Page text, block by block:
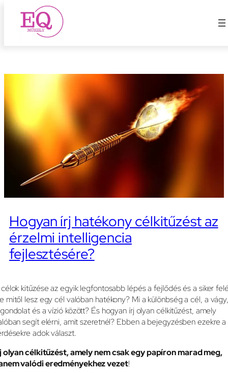
UgrásSMART cél
Hogyan írj hatékony célkitűzést az
érzelmi intelligencia
fejlesztésére?
kitűzése az egyik legfontosabb lépés a fejlődés és a siker
mitől lesz egy cél valóban hatékony? Mi a különbség a cél, a
és a vízió között? És hogyan írj olyan célkitűzést, amely
segít elérni, amit szeretnél? Ebben a bejegyzésben ezekre a
adok választ.
olyan célkitűzést, amely nem csak egy papíron marad meg,
valódi eredményekhez vezet!